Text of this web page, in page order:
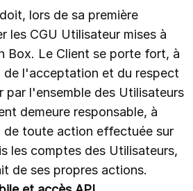
lors de sa première
les CGU Utilisateur mises à
Box. Le Client se porte fort, à
de l'acceptation et du respect
par l'ensemble des Utilisateurs
demeure responsable, à
de toute action effectuée sur
les comptes des Utilisateurs,
de ses propres actions.